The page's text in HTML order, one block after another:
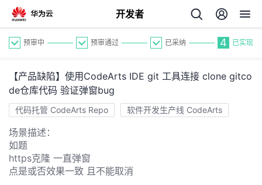
开发者
个
人
我
预审中 预审通过 已采纳 4 已实现
【产品缺陷】使用CodeArts IDE git 工具连接 clone gitco
de仓库代码 验证弹窗bug
代码托管 CodeArts Repo 软件开发生产线 CodeArts
场景描述：
如题
https克隆 一直弹窗
点是或否效果一致 且不能取消